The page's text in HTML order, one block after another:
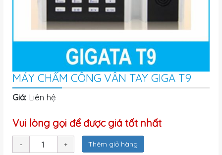
MÁY CHẤM CÔNG VÂN TAY GIGA T9
Giá: Liên hệ
Vui lòng gọi để được giá tốt nhất
Thêm giỏ hàng